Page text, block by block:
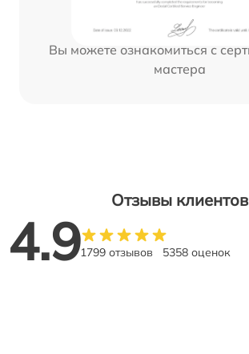
Вы можете ознакомиться с
мастера
Отзывы клиентов
4.91799 отзывов 5358 оценок